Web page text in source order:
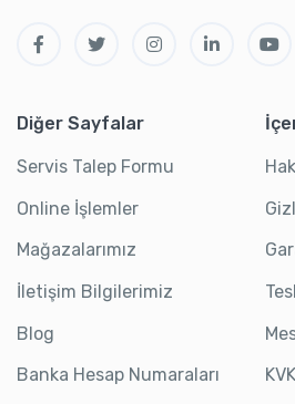
Diğer Sayfalar
Servis Talep Formu
Online İşlemler
Mağazalarımız
İletişim Bilgilerimiz
Blog
Banka Hesap Numaraları